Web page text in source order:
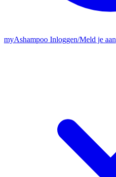
myAshampoo Inloggen/Meld je aan